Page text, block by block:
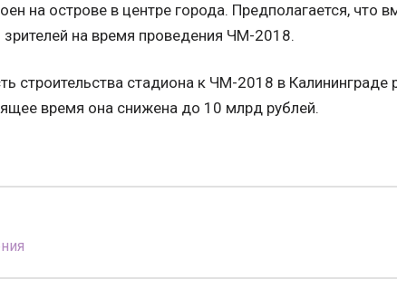
на острове в центре города. Предполагается, что
зрителей на время проведения ЧМ-2018.
строительства стадиона к ЧМ-2018 в Калининграде
время она снижена до 10 млрд рублей.